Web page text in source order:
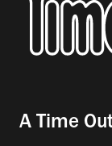
A Time